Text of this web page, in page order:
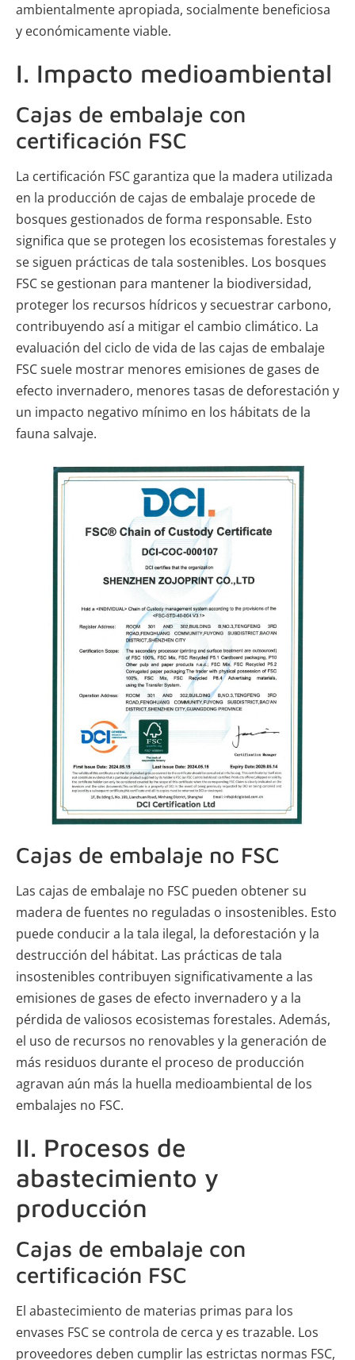
ambientalmente apropiada, socialmente beneficiosa
y económicamente viable.
I. Impacto medioambiental
Cajas de embalaje con
certificación FSC
La certificación FSC garantiza que la madera utilizada
en la producción de cajas de embalaje procede de
bosques gestionados de forma responsable. Esto
significa que se protegen los ecosistemas forestales y
se siguen prácticas de tala sostenibles. Los bosques
FSC se gestionan para mantener la biodiversidad,
proteger los recursos hídricos y secuestrar carbono,
contribuyendo así a mitigar el cambio climático. La
evaluación del ciclo de vida de las cajas de embalaje
FSC suele mostrar menores emisiones de gases de
efecto invernadero, menores tasas de deforestación y
un impacto negativo mínimo en los hábitats de la
fauna salvaje.
Cajas de embalaje no FSC
Las cajas de embalaje no FSC pueden obtener su
madera de fuentes no reguladas o insostenibles. Esto
puede conducir a la tala ilegal, la deforestación y la
destrucción del hábitat. Las prácticas de tala
insostenibles contribuyen significativamente a las
emisiones de gases de efecto invernadero y a la
pérdida de valiosos ecosistemas forestales. Además,
el uso de recursos no renovables y la generación de
más residuos durante el proceso de producción
agravan aún más la huella medioambiental de los
embalajes no FSC.
II. Procesos de
abastecimiento y
producción
Cajas de embalaje con
certificación FSC
El abastecimiento de materias primas para los
envases FSC se controla de cerca y es trazable. Los
proveedores deben cumplir las estrictas normas FSC,